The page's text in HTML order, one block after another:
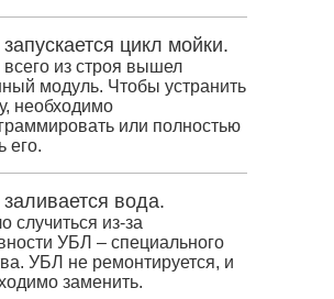
цикл мойки.
из строя вышел
модуль. Чтобы устранить
необходимо
или полностью
его.
вода.
случиться из-за
УБЛ – специального
УБЛ не ремонтируется, и
заменить.